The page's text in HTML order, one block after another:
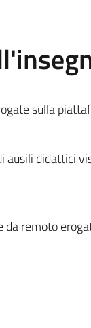
sulla
ausili didattici
da remoto